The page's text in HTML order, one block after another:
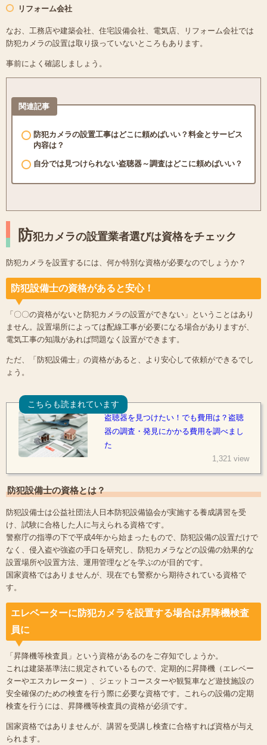
リフォーム会社
なお、工務店や建築会社、住宅設備会社、電気店、リフォーム会社では
防犯カメラの設置は取り扱っていないところもあります。
事前によく確認しましょう。
関連記事
防犯カメラの設置工事はどこに頼めばいい？料金とサービス
内容は？
自分では見つけられない盗聴器～調査はどこに頼めばいい？
防犯カメラの設置業者選びは資格をチェック
防犯カメラを設置するには、何か特別な資格が必要なのでしょうか？
防犯設備士の資格があると安心！
「〇〇の資格がないと防犯カメラの設置ができない」ということはあり
ません。設置場所によっては配線工事が必要になる場合がありますが、
電気工事の知識があれば問題なく設置ができます。
ただ、「防犯設備士」の資格があると、より安心して依頼ができるでし
ょう。
こちらも読まれています
盗聴器を見つけたい！でも費用は？盗聴
器の調査・発見にかかる費用を調べまし
た
1,321 view
防犯設備士の資格とは？
防犯設備士は公益社団法人日本防犯設備協会が実施する養成講習を受
け、試験に合格した人に与えられる資格です。
警察庁の指導の下で平成4年から始まったもので、防犯設備の設置だけで
なく、侵入盗や強盗の手口を研究し、防犯カメラなどの設備の効果的な
設置場所や設置方法、運用管理などを学ぶのが目的です。
国家資格ではありませんが、現在でも警察から期待されている資格で
す。
エレベーターに防犯カメラを設置する場合は昇降機検査
員に
「昇降機等検査員」という資格があるのをご存知でしょうか。
これは建築基準法に規定されているもので、定期的に昇降機（エレベー
ターやエスカレーター）、ジェットコースターや観覧車など遊技施設の
安全確保のための検査を行う際に必要な資格です。これらの設備の定期
検査を行うには、昇降機等検査員の資格が必須です。
国家資格ではありませんが、講習を受講し検査に合格すれば資格が与え
られます。